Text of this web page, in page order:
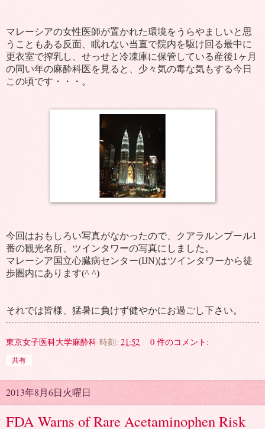
マレーシアの女性医師が置かれた環境をうらやましいと思
うこともある反面、眠れない当直で院内を駆け回る最中に
更衣室で搾乳し、せっせと冷凍庫に保管している産後1 ヶ月
の同い年の麻酔科医を見ると、少々気の毒な気もする今日
この頃です・・・。
今回はおもしろい写真がなかったので、クアラルンプール1
番の観光名所、ツインタワーの写真にしました。
マレーシア国立心臓病センター(IJN)はツインタワーから徒
歩圏内にあります(^ ^)
それでは皆様、猛暑に負けず健やかにお過ごし下さい。
東京女子医科大学麻酔科 時刻: 21:52 0 件のコメント:
共有
2013年8月6日火曜日
FDA Warns of Rare Acetaminophen Risk